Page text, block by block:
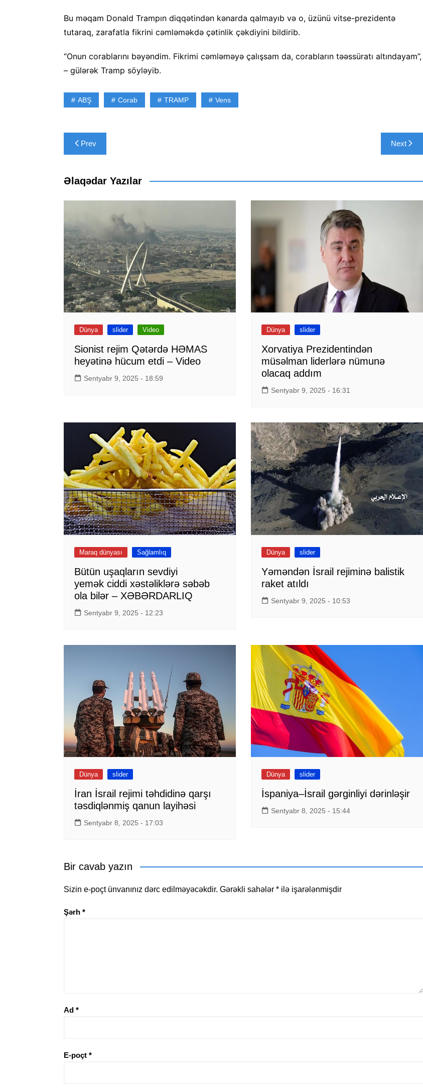
Bu məqam Donald Trampın diqqətindən kənarda qalmayıb və o, üzünü vitse-prezidentə
tutaraq, zarafatla fikrini cəmləməkdə çətinlik çəkdiyini bildirib.
“Onun corablarını bəyəndim. Fikrimi cəmləməyə çalışsam da, corabların təəssüratı altındayam”,
– gülərək Tramp söyləyib.
ABŞ Corab TRAMP Vens
Yazı
naviqasiyası
Prev Next
Əlaqədar Yazılar
Dünya slider Video
Sionist rejim Qətərdə HƏMAS
heyətinə hücum etdi – Video
Sentyabr 9, 2025 - 18:59
Dünya slider
Xorvatiya Prezidentindən
müsəlman liderlərə nümunə
olacaq addım
Sentyabr 9, 2025 - 16:31
Maraq dünyası Sağlamlıq
Bütün uşaqların sevdiyi
yemək ciddi xəstəliklərə səbəb
ola bilər – XƏBƏRDARLIQ
Sentyabr 9, 2025 - 12:23
Dünya slider
Yəməndən İsrail rejiminə balistik
raket atıldı
Sentyabr 9, 2025 - 10:53
Dünya slider
İran İsrail rejimi təhdidinə qarşı
təsdiqlənmiş qanun layihəsi
Sentyabr 8, 2025 - 17:03
Dünya slider
İspaniya–İsrail gərginliyi dərinləşir
Sentyabr 8, 2025 - 15:44
Bir cavab yazın
Sizin e-poçt ünvanınız dərc edilməyəcəkdir. Gərəkli sahələr * ilə işarələnmişdir
Şərh *
Ad *
E-poçt *